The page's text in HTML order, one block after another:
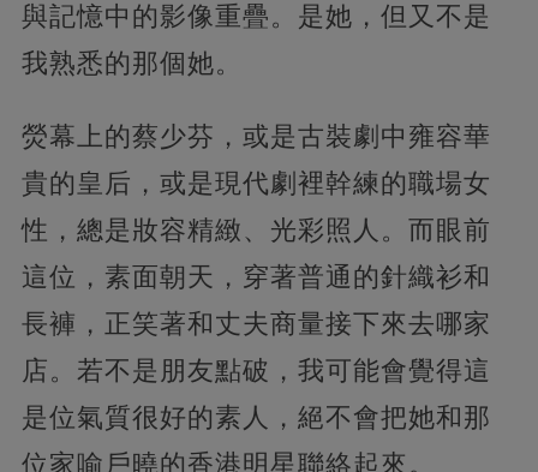
與記憶中的影像重疊。是她，但又不是
我熟悉的那個她。
熒幕上的蔡少芬，或是古裝劇中雍容華
貴的皇后，或是現代劇裡幹練的職場女
性，總是妝容精緻、光彩照人。而眼前
這位，素面朝天，穿著普通的針織衫和
長褲，正笑著和丈夫商量接下來去哪家
店。若不是朋友點破，我可能會覺得這
是位氣質很好的素人，絕不會把她和那
位家喻戶曉的香港明星聯絡起來。